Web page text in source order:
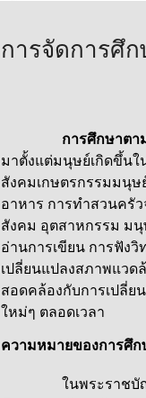
การจัดการศึ
การศึกษาตา
มาตั้งแต่มนุษย์เกิดขึ้นใ
สังคมเกษตรกรรมมนุษ
อาหาร การทำสวนครั
สังคม อุตสาหกรรม มนุ
อ่านการเขียน การฟัง
เปลี่ยนแปลงสภาพแวด
สอดคล้องกับการเปลี่ย
ใหม่ๆ ตลอดเวลา
ความหมายของการศึก
ในพระราชบัญญัติส่